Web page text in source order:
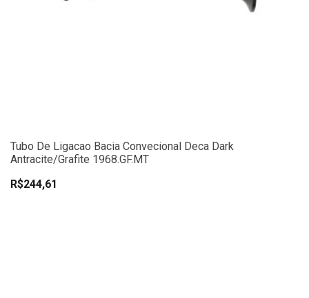
Tubo De Ligacao Bacia Convecional Deca Dark
Antracite/Grafite 1968.GF.MT
R$244,61